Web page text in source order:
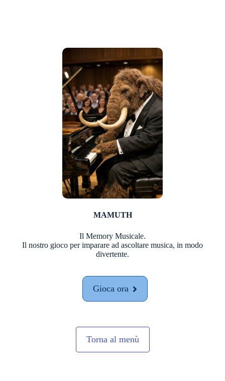
MAMUTH
Il Memory Musicale.
Il nostro gioco per imparare ad ascoltare musica, in modo
divertente.
Gioca ora
Torna al menù